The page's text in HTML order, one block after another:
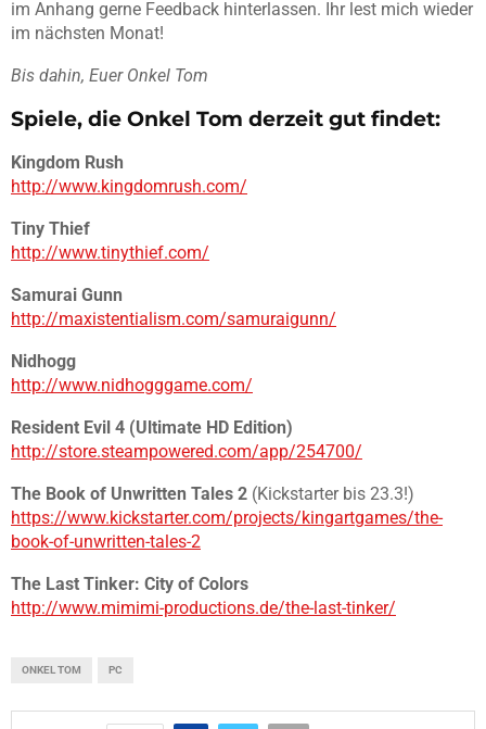
im Anhang gerne Feedback hinterlassen. Ihr lest mich wieder
im nächsten Monat!
Bis dahin, Euer Onkel Tom
Spiele, die Onkel Tom derzeit gut findet:
Kingdom Rush
http://www.kingdomrush.com/
Tiny Thief
http://www.tinythief.com/
Samurai Gunn
http://maxistentialism.com/samuraigunn/
Nidhogg
http://www.nidhogggame.com/
Resident Evil 4 (Ultimate HD Edition)
http://store.steampowered.com/app/254700/
The Book of Unwritten Tales 2 (Kickstarter bis 23.3!)
https://www.kickstarter.com/projects/kingartgames/the-
book-of-unwritten-tales-2
The Last Tinker: City of Colors
http://www.mimimi-productions.de/the-last-tinker/
ONKEL TOM PC